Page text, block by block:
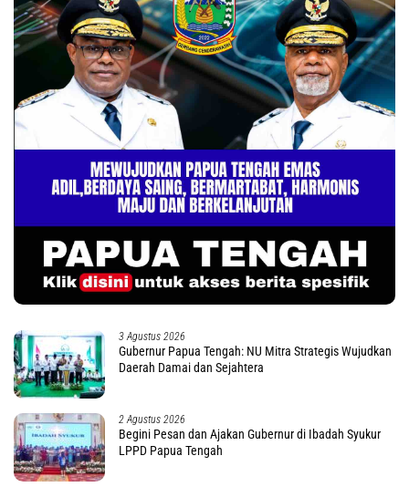
3 Agustus 2026
Gubernur Papua Tengah: NU Mitra Strategis Wujudkan
Daerah Damai dan Sejahtera
2 Agustus 2026
Begini Pesan dan Ajakan Gubernur di Ibadah Syukur
LPPD Papua Tengah